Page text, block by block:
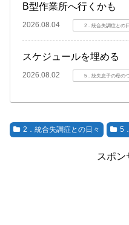
B型作業所へ行くかも
2026.08.04 2．統合失調症との
スケジュールを埋める
2026.08.02 5．統失息子の母の
2．統合失調症との日々 5
スポン